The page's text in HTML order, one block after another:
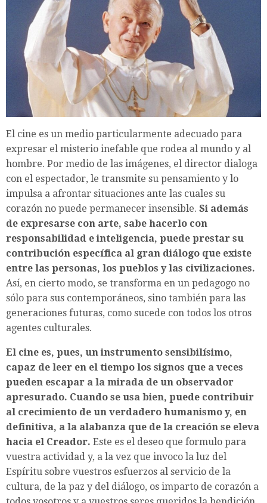
El cine es un medio particularmente adecuado para
expresar el misterio inefable que rodea al mundo y al
hombre. Por medio de las imágenes, el director dialoga
con el espectador, le transmite su pensamiento y lo
impulsa a afrontar situaciones ante las cuales su
corazón no puede permanecer insensible. Si además
de expresarse con arte, sabe hacerlo con
responsabilidad e inteligencia, puede prestar su
contribución específica al gran diálogo que existe
entre las personas, los pueblos y las civilizaciones.
Así, en cierto modo, se transforma en un pedagogo no
sólo para sus contemporáneos, sino también para las
generaciones futuras, como sucede con todos los otros
agentes culturales.
El cine es, pues, un instrumento sensibilísimo,
capaz de leer en el tiempo los signos que a veces
pueden escapar a la mirada de un observador
apresurado. Cuando se usa bien, puede contribuir
al crecimiento de un verdadero humanismo y, en
definitiva, a la alabanza que de la creación se eleva
hacia el Creador. Este es el deseo que formulo para
vuestra actividad y, a la vez que invoco la luz del
Espíritu sobre vuestros esfuerzos al servicio de la
cultura, de la paz y del diálogo, os imparto de corazón a